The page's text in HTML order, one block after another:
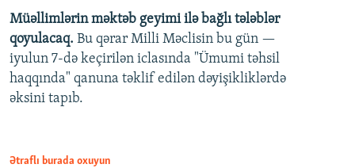
360p
480p
720p
Müəllimlərin məktəb geyimi ilə bağlı tələblər
qoyulacaq. Bu qərar Milli Məclisin bu gün —
iyulun 7-də keçirilən iclasında "Ümumi təhsil
haqqında" qanuna təklif edilən dəyişikliklərdə
əksini tapıb.
Ətraflı burada oxuyun